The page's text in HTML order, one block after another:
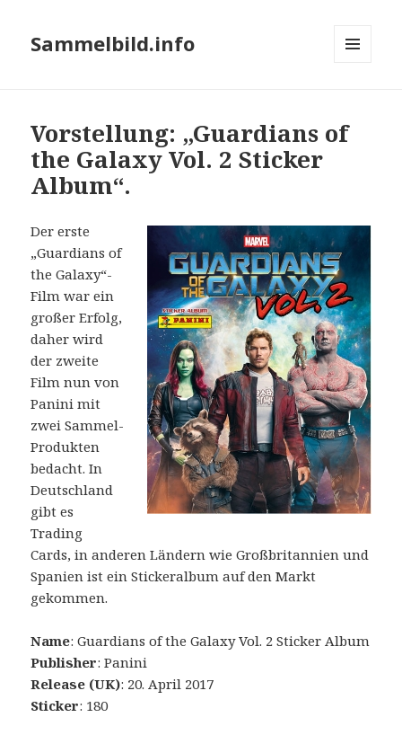
Sammelbild.info
Vorstellung: „Guardians of
the Galaxy Vol. 2 Sticker
Album“.
Der erste
„Guardians of
the Galaxy“-
Film war ein
großer Erfolg,
daher wird
der zweite
Film nun von
Panini mit
zwei Sammel-
Produkten
bedacht. In
Deutschland
gibt es
Trading
Cards, in anderen Ländern wie Großbritannien und
Spanien ist ein Stickeralbum auf den Markt
gekommen.
Name: Guardians of the Galaxy Vol. 2 Sticker Album
Publisher: Panini
Release (UK): 20. April 2017
Sticker: 180